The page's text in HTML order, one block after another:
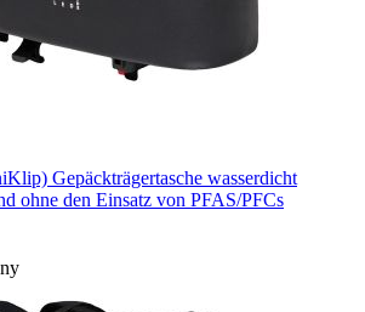
Gepäckträgertasche wasserdicht
ohne den Einsatz von PFAS/PFCs